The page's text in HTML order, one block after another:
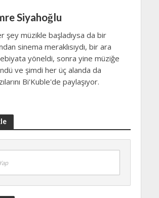
Siyahoğlu
şey müzikle başladıysa da bir
sinema meraklısıydı, bir ara
yöneldi, sonra yine müziğe
ve şimdi her üç alanda da
Bi'Kuble'de paylaşıyor.